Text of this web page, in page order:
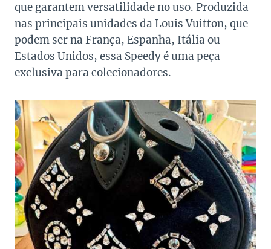
que garantem versatilidade no uso. Produzida
nas principais unidades da Louis Vuitton, que
podem ser na França, Espanha, Itália ou
Estados Unidos, essa Speedy é uma peça
exclusiva para colecionadores.